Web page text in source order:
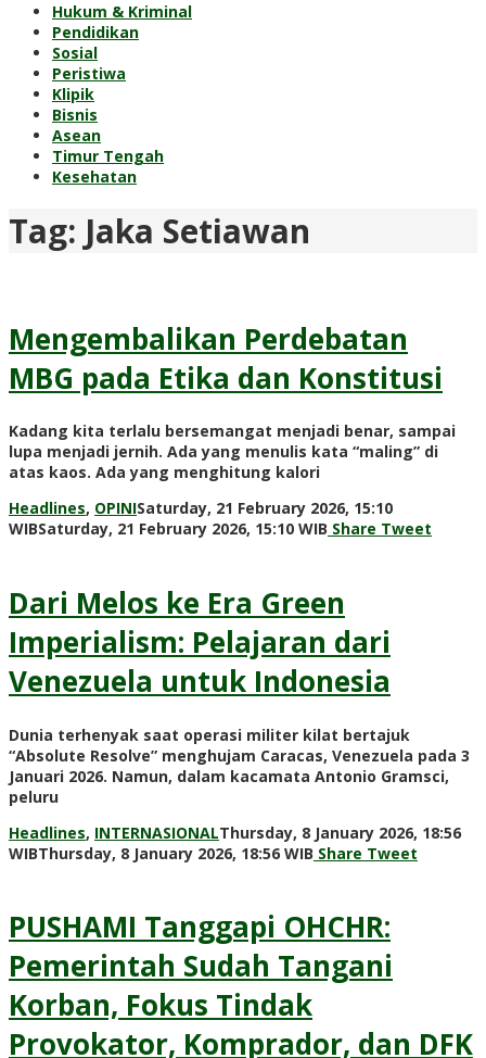
Hukum & Kriminal
Pendidikan
Sosial
Peristiwa
Klipik
Bisnis
Asean
Timur Tengah
Kesehatan
Tag: Jaka Setiawan
Mengembalikan Perdebatan
MBG pada Etika dan Konstitusi
Kadang kita terlalu bersemangat menjadi benar, sampai
lupa menjadi jernih. Ada yang menulis kata “maling” di
atas kaos. Ada yang menghitung kalori
Headlines, OPINISaturday, 21 February 2026, 15:10
WIBSaturday, 21 February 2026, 15:10 WIB by
Share Tweet
Dari Melos ke Era Green
Imperialism: Pelajaran dari
Venezuela untuk Indonesia
Dunia terhenyak saat operasi militer kilat bertajuk
“Absolute Resolve” menghujam Caracas, Venezuela pada 3
Januari 2026. Namun, dalam kacamata Antonio Gramsci,
peluru
Headlines, INTERNASIONALThursday, 8 January 2026, 18:56
WIBThursday, 8 January 2026, 18:56 WIB by
Share Tweet
PUSHAMI Tanggapi OHCHR:
Pemerintah Sudah Tangani
Korban, Fokus Tindak
Provokator, Komprador, dan DFK